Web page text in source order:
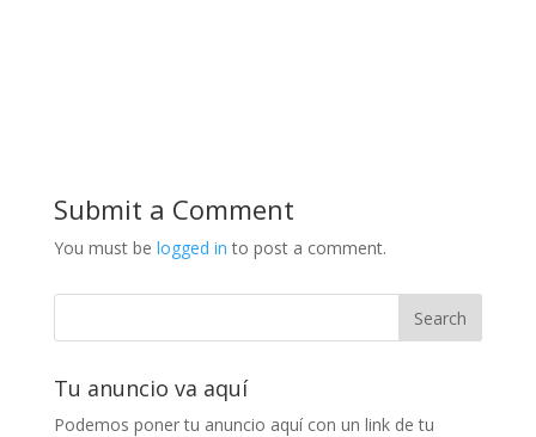
Submit a Comment
You must be logged in to post a comment.
Tu anuncio va aquí
Podemos poner tu anuncio aquí con un link de tu